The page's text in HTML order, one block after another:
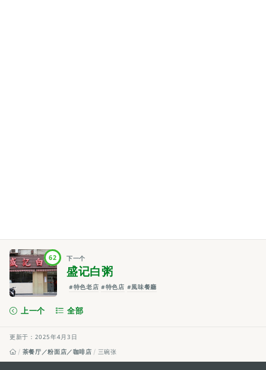
62 下一个
盛记白粥
#特色老店 #特色店 #風味餐廳
上一个 全部
更新于：2025年4月3日
茶餐厅／粉面店／咖啡店
三碗张